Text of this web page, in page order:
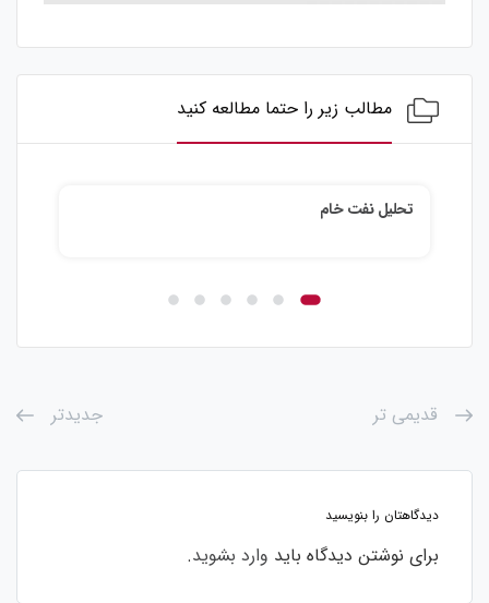
مطالب زیر را حتما مطالعه کنید
قدیمی تر جدیدتر
دیدگاهتان را بنویسید
برای نوشتن دیدگاه باید وارد بشوید.